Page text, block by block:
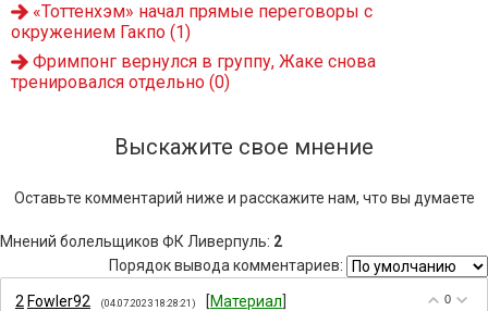
«Тоттенхэм» начал прямые переговоры с
окружением Гакпо (1)
Фримпонг вернулся в группу, Жаке снова
тренировался отдельно (0)
Выскажите свое мнение
Оставьте комментарий ниже и расскажите нам, что вы думаете
Мнений болельщиков ФК Ливерпуль: 2
Порядок вывода комментариев:
0
2 Fowler92 (04.07.2023 18:28:21) [Материал